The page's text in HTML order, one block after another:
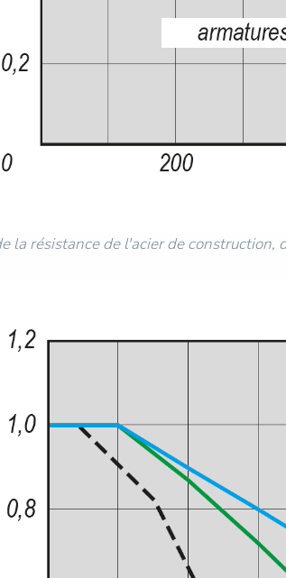
la résistance de l'acier de